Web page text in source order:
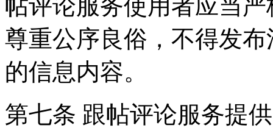
帖评论服务使用者应当
尊重公序良俗，不得发
的信息内容。
第七条 跟帖评论服务提